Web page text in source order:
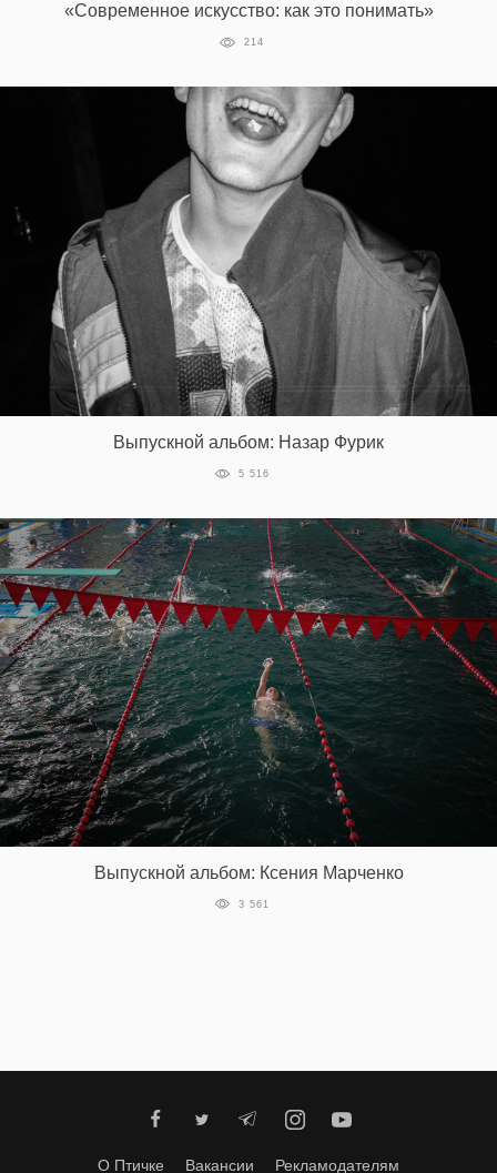
«Современное искусство: как это понимать»
214
Выпускной альбом: Назар Фурик
5 516
Выпускной альбом: Ксения Марченко
3 561
О Птичке Вакансии Рекламодателям